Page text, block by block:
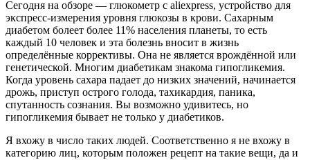
Сегодня на обзоре — глюкометр с aliexpress, устройство для
экспресс-измерения уровня глюкозы в крови. Сахарным
диабетом болеет более 11% населения планеты, то есть
каждый 10 человек и эта болезнь вносит в жизнь
определённые коррективы. Она не является врождённой или
генетической. Многим диабетикам знакома гипогликемия.
Когда уровень сахара падает до низких значений, начинается
дрожь, приступ острого голода, тахикардия, паника,
спутанность сознания. Вы возможно удивитесь, но
гипогликемия бывает не только у диабетиков.
Я вхожу в число таких людей. Соответственно я не вхожу в
категорию лиц, которым положен рецепт на такие вещи, да и